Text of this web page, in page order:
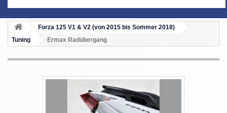
Forza 125 V1 & V2 (von 2015 bis Sommer 2018)
Tuning
Ermax Radübergang